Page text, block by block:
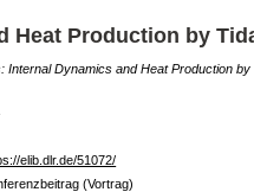
Heat Production by
Internal Dynamics and Heat Production by
elib.dlr.de/51072/
(Vortrag)